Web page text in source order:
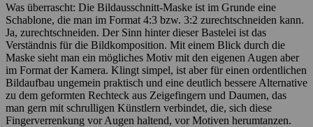
Was überrascht: Die Bildausschnitt-Maske ist im Grunde eine
Schablone, die man im Format 4:3 bzw. 3:2 zurechtschneiden kann.
Ja, zurechtschneiden. Der Sinn hinter dieser Bastelei ist das
Verständnis für die Bildkomposition. Mit einem Blick durch die
Maske sieht man ein mögliches Motiv mit den eigenen Augen aber
im Format der Kamera. Klingt simpel, ist aber für einen ordentlichen
Bildaufbau ungemein praktisch und eine deutlich bessere Alternative
zu dem geformten Rechteck aus Zeigefingern und Daumen, das
man gern mit schrulligen Künstlern verbindet, die, sich diese
Fingerverrenkung vor Augen haltend, vor Motiven herumtanzen.